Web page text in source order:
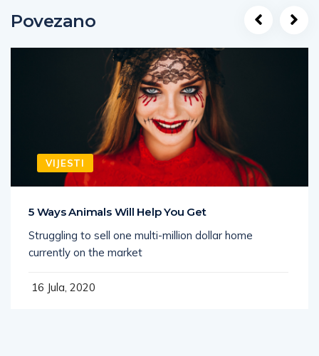
Povezano
VIJESTI
5 Ways Animals Will Help You Get
Struggling to sell one multi-million dollar home
currently on the market
16 Jula, 2020